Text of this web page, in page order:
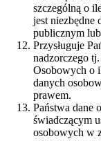
szczególną o
jest niezbędne
publicznym
Przysługuje
nadzorczego
Osobowych o
danych
prawem.
Państwa dane
świadczącym
osobowych w